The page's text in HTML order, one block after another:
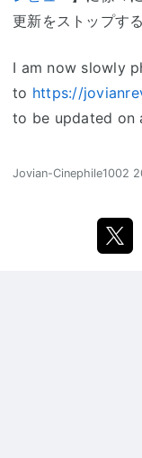
更新をストップす
I am now slowly
to https://
to be updated on
Jovian-Cinephile1002